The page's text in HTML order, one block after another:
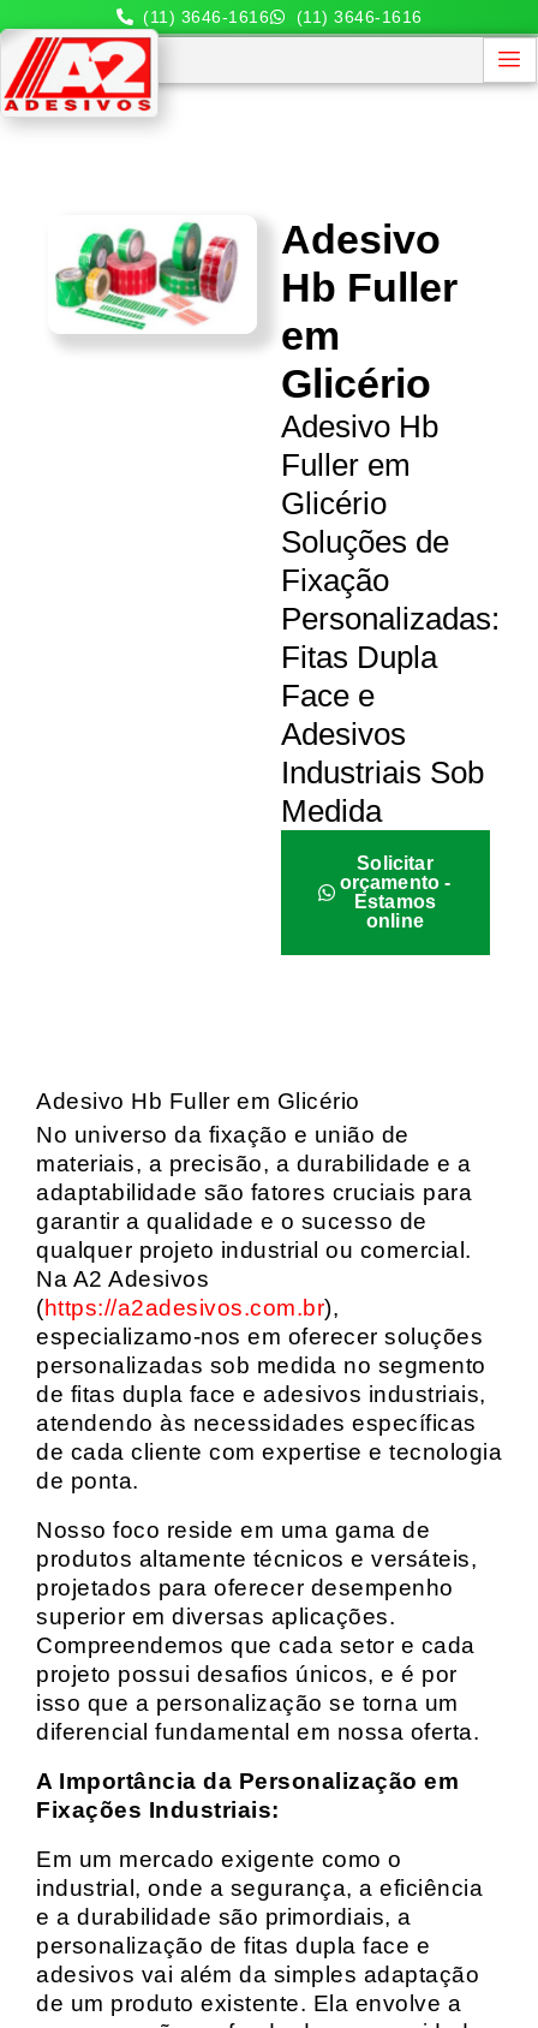
(11) 3646-1616 (11) 3646-1616
Adesivo
Hb Fuller
em
Glicério
Adesivo Hb
Fuller em
Glicério
Soluções de
Fixação
Personalizadas:
Fitas Dupla
Face e
Adesivos
Industriais Sob
Medida
Solicitar
orçamento -
Estamos
online
Adesivo Hb Fuller em Glicério
No universo da fixação e união de
materiais, a precisão, a durabilidade e a
adaptabilidade são fatores cruciais para
garantir a qualidade e o sucesso de
qualquer projeto industrial ou comercial.
Na A2 Adesivos
(https://a2adesivos.com.br),
especializamo-nos em oferecer soluções
personalizadas sob medida no segmento
de fitas dupla face e adesivos industriais,
atendendo às necessidades específicas
de cada cliente com expertise e tecnologia
de ponta.
Nosso foco reside em uma gama de
produtos altamente técnicos e versáteis,
projetados para oferecer desempenho
superior em diversas aplicações.
Compreendemos que cada setor e cada
projeto possui desafios únicos, e é por
isso que a personalização se torna um
diferencial fundamental em nossa oferta.
A Importância da Personalização em
Fixações Industriais:
Em um mercado exigente como o
industrial, onde a segurança, a eficiência
e a durabilidade são primordiais, a
personalização de fitas dupla face e
adesivos vai além da simples adaptação
de um produto existente. Ela envolve a